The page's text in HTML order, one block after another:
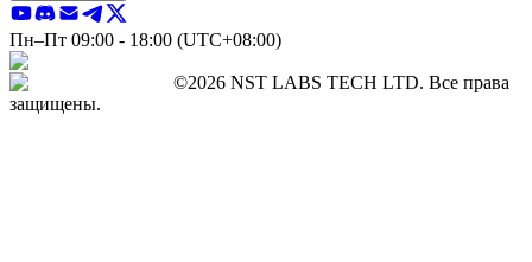
Пн–Пт 09:00 - 18:00 (UTC+08:00)
©2026 NST LABS TECH LTD. Все права
защищены.